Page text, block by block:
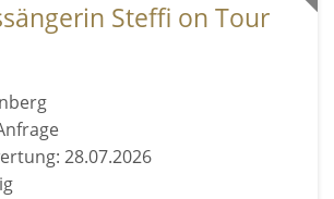
Steffi on Tour
28.07.2026